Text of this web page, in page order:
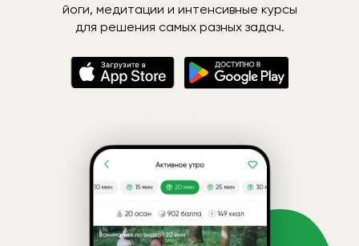
йоги, медитации и интенсивные курсы
для решения самых разных задач.